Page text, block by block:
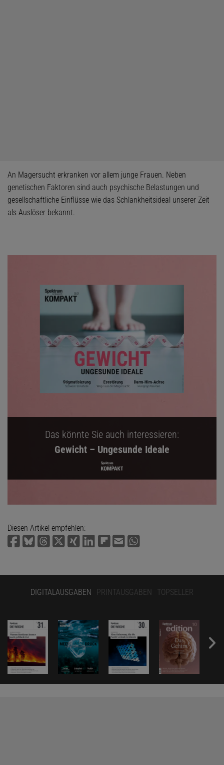
An Magersucht erkranken vor allem junge Frauen. Neben
genetischen Faktoren sind auch psychische Belastungen und
gesellschaftliche Einflüsse wie das Schlankheitsideal unserer Zeit
als Auslöser bekannt.
Das könnte Sie auch interessieren:
Gewicht – Ungesunde Ideale
Diesen Artikel empfehlen:
DIGITALAUSGABEN PRINTAUSGABEN TOPSELLER